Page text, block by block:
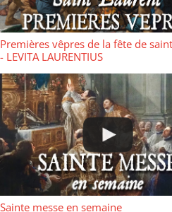
Premières vêpres de la fête de
- LEVITA LAURENTIUS
Sainte messe en semaine